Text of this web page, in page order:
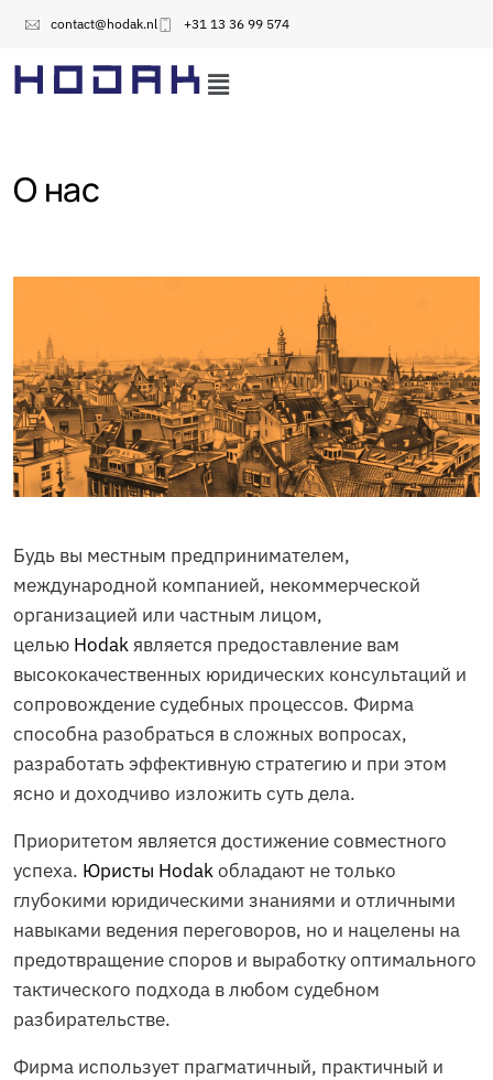
contact@hodak.nl +31 13 36 99 574
О нас
Будь вы местным предпринимателем,
международной компанией, некоммерческой
организацией или частным лицом,
целью Hodakявляется предоставление вам
высококачественных юридических консультаций и
сопровождение судебных процессов. Фирма
способна разобраться в сложных вопросах,
разработать эффективную стратегию и при этом
ясно и доходчиво изложить суть дела.
Приоритетом является достижение совместного
успеха. Юристы Hodakобладают не только
глубокими юридическими знаниями и отличными
навыками ведения переговоров, но и нацелены на
предотвращение споров и выработку оптимального
тактического подхода в любом судебном
разбирательстве.
Фирма использует прагматичный, практичный и